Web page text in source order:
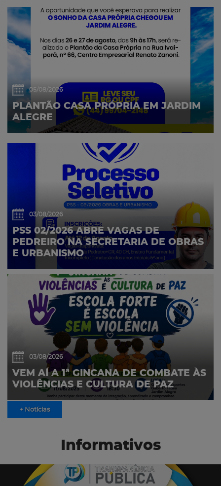
05/08/2026
PLANTÃO CASA PRÓPRIA EM JARDIM
ALEGRE
03/08/2026
PSS 02/2026 ABRE VAGAS DE
PEDREIRO NA SECRETARIA DE OBRAS
E URBANISMO
03/08/2026
VEM AÍ A 1ª GINCANA DE COMBATE ÀS
VIOLÊNCIAS E CULTURA DE PAZ
+ Notícias
Informativos